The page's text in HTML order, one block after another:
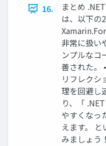
16.
まとめ
は、以下の
非常に扱い
ンプルなコ
善された。
リフレクシ
理を回避し
り、「
やすくなっ
えます。
みましょう